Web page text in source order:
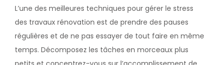
L’une des meilleures techniques pour gérer le stress
des travaux rénovation est de prendre des pauses
régulières et de ne pas essayer de tout faire en même
temps. Décomposez les tâches en morceaux plus